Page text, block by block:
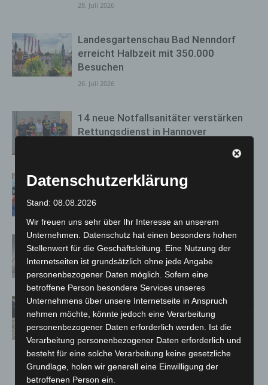
28. Juli 2026
Landesgartenschau Bad Nenndorf
erreicht Halbzeit mit 350.000
Besuchen
26. Juli 2026
14 neue Notfallsanitäter verstärken
Rettungsdienst in Hannover
Maker Faire Hannover 2026 bringt
Sicher im Hotel-WLAN: So schützen
Urlauber ihre Daten auf Reisen
26. Juli 2026
Nachwuchs im Erlebnis-Zoo Hannover:
Seltene Ziegen und Schafe geboren
23. Juli 2026
Datenschutzerklärung
Stand: 08.08.2026
Wir freuen uns sehr über Ihr Interesse an unserem
Unternehmen. Datenschutz hat einen besonders hohen
Stellenwert für die Geschäftsleitung. Eine Nutzung der
Internetseiten ist grundsätzlich ohne jede Angabe
personenbezogener Daten möglich. Sofern eine
betroffene Person besondere Services unseres
Unternehmens über unsere Internetseite in Anspruch
nehmen möchte, könnte jedoch eine Verarbeitung
personenbezogener Daten erforderlich werden. Ist die
Verarbeitung personenbezogener Daten erforderlich und
besteht für eine solche Verarbeitung keine gesetzliche
Grundlage, holen wir generell eine Einwilligung der
betroffenen Person ein.